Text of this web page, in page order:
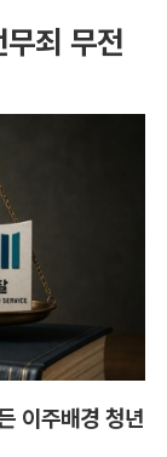
죄 무전
이주배경 청년